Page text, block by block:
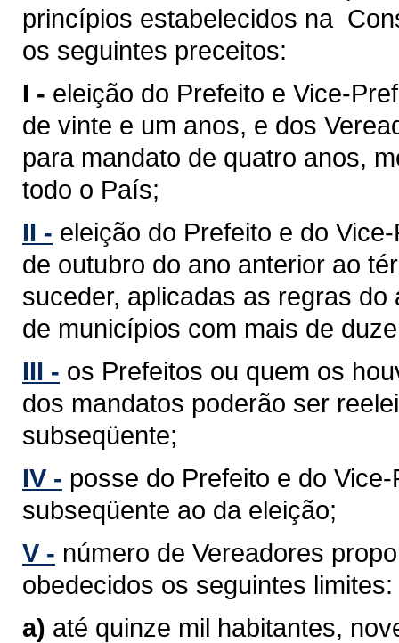
princípios estabelecidos na
os seguintes preceitos:
I - eleição do Prefeito e Vice-
de vinte e um anos, e dos
para mandato de quatro anos,
todo o País;
II - eleição do Prefeito e do
de outubro do ano anterior ao
suceder, aplicadas as regras
de municípios com mais de
III - os Prefeitos ou quem os
dos mandatos poderão ser
subseqüente;
IV - posse do Prefeito e do
subseqüente ao da eleição;
V - número de Vereadores
obedecidos os seguintes limites:
a) até quinze mil habitantes,